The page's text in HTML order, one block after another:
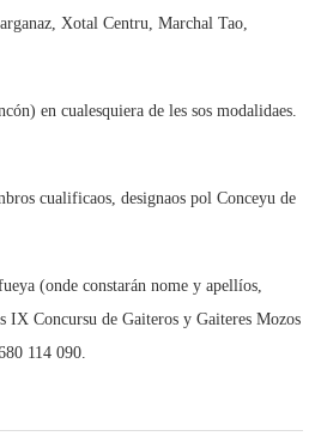
Xotal Centru, Marchal Tao,
en cualesquiera de les sos modalidaes.
cualificaos, designaos pol Conceyu de
(onde constarán nome y apellíos,
IX Concursu de Gaiteros y Gaiteres Mozos
114 090.